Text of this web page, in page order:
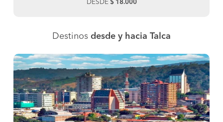
DESDE $ 18.000
Destinos desde y hacia Talca